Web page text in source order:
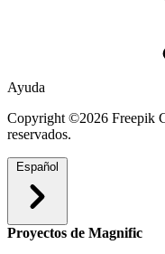
Ayuda
Copyright ©2026 Freepik
reservados.
Español
Proyectos de Magnific